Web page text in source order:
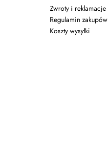
Zwroty i reklamacje
Regulamin zakupów
Koszty wysyłki